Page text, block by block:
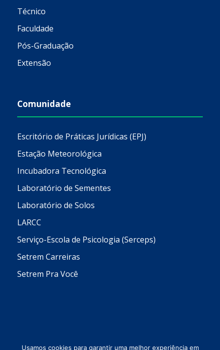
Técnico
Faculdade
Pós-Graduação
Extensão
Comunidade
Escritório de Práticas Jurídicas (EPJ)
Estação Meteorológica
Incubadora Tecnológica
Laboratório de Sementes
Laboratório de Solos
LARCC
Serviço-Escola de Psicologia (Serceps)
Setrem Carreiras
Setrem Pra Você
Usamos cookies para garantir uma melhor experiência em